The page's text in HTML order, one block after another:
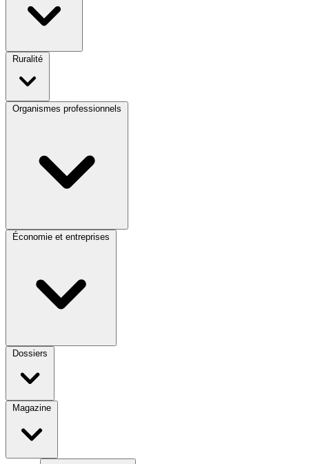
Ruralité
Organismes professionnels
Économie et entreprises
Dossiers
Magazine